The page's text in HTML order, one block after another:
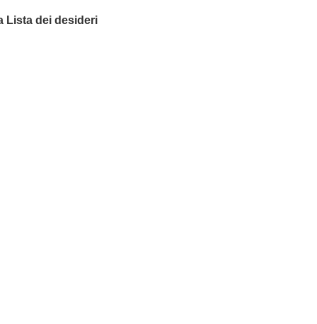
Lista dei desideri